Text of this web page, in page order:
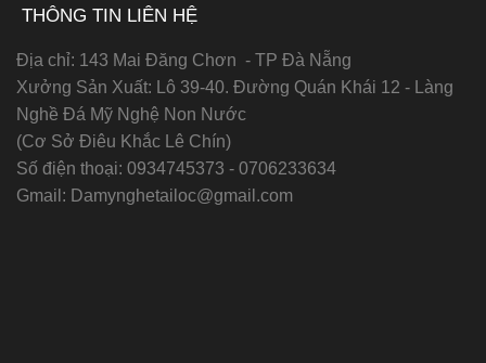
THÔNG TIN LIÊN HỆ
Địa chỉ: 143 Mai Đăng Chơn - TP Đà Nẵng
Xưởng Sản Xuất: Lô 39-40. Đường Quán Khái 12 - Làng
Nghề Đá Mỹ Nghệ Non Nước
(Cơ Sở Điêu Khắc Lê Chín)
Số điện thoại: 0934745373 - 0706233634
Gmail: Damynghetailoc@gmail.com